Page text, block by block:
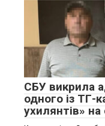
СБУ викрила
одного із ТГ-
ухилянтів» на